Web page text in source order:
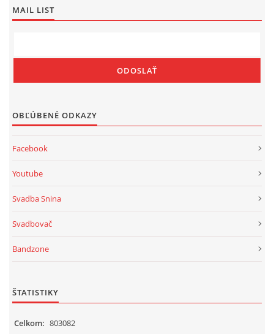
MAIL LIST
OBĽÚBENÉ ODKAZY
Facebook
Youtube
Svadba Snina
Svadbovač
Bandzone
ŠTATISTIKY
Celkom: 803082